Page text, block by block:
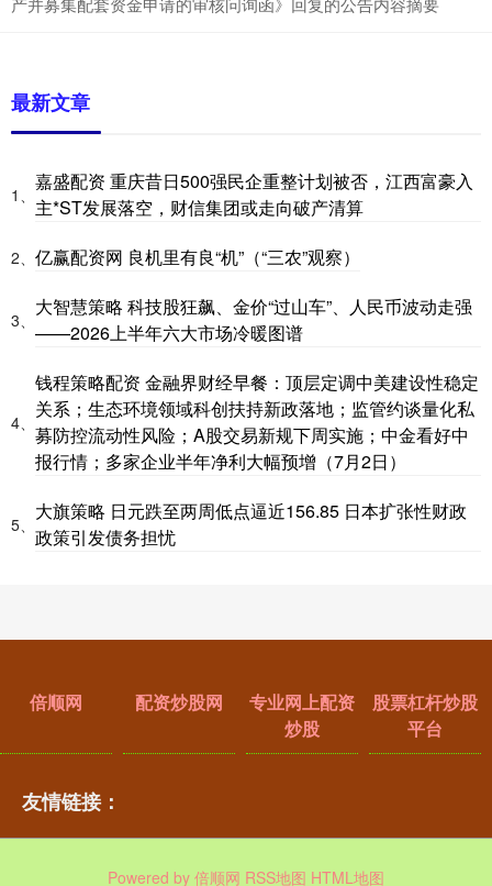
最新文章
1、
嘉盛配资 重庆昔日500强民企重整计划被否，江西富豪入
主*ST发展落空，财信集团或走向破产清算
2、 亿赢配资网 良机里有良“机”（“三农”观察）
3、
大智慧策略 科技股狂飙、金价“过山车”、人民币波动走强
——2026上半年六大市场冷暖图谱
4、
钱程策略配资 金融界财经早餐：顶层定调中美建设性稳定
关系；生态环境领域科创扶持新政落地；监管约谈量化私
募防控流动性风险；A股交易新规下周实施；中金看好中
报行情；多家企业半年净利大幅预增（7月2日）
5、
大旗策略 日元跌至两周低点逼近156.85 日本扩张性财政
政策引发债务担忧
倍顺网 配资炒股网
专业网上配资
炒股
股票杠杆炒股
平台
友情链接：
Powered by 倍顺网 RSS地图 HTML地图